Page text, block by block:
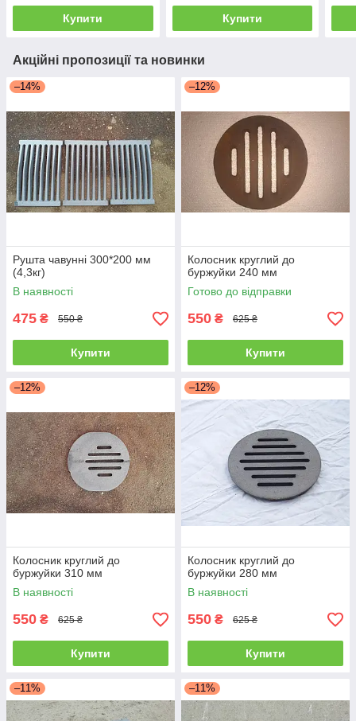
Купити Купити
Акційні пропозиції та новинки
–14%
Рушта чавунні 300*200 мм
(4,3кг)
В наявності
475 ₴ 550 ₴
Купити
–12%
Колосник круглий до
буржуйки 240 мм
Готово до відправки
550 ₴ 625 ₴
Купити
–12%
Колосник круглий до
буржуйки 310 мм
В наявності
550 ₴ 625 ₴
Купити
–12%
Колосник круглий до
буржуйки 280 мм
В наявності
550 ₴ 625 ₴
Купити
–11% –11%